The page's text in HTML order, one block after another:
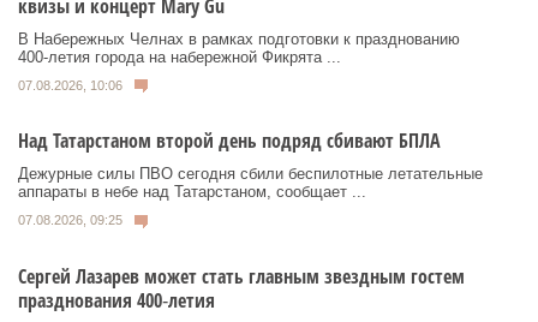
квизы и концерт Mary Gu
В Набережных Челнах в рамках подготовки к празднованию
400‑летия города на набережной Фикрята ...
07.08.2026, 10:06
Над Татарстаном второй день подряд сбивают БПЛА
Дежурные силы ПВО сегодня сбили беспилотные летательные
аппараты в небе над Татарстаном, сообщает ...
07.08.2026, 09:25
Сергей Лазарев может стать главным звездным гостем
празднования 400‑летия